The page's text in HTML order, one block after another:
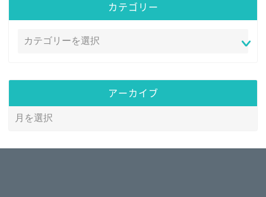
カテゴリー
アーカイブ